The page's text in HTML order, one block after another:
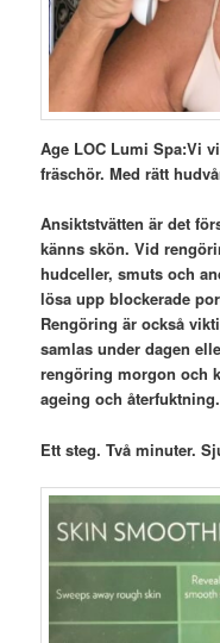
Age LOC Lumi Spa:Vi
fräschör. Med rätt
Ansiktstvätten är det
känns skön. Vid
hudceller, smuts och
lösa upp blockerade
Rengöring är också
samlas under dagen
rengöring morgon och
ageing och återfuktning.
Ett steg. Två minuter.